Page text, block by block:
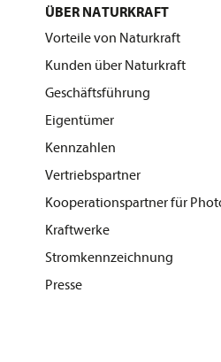
ÜBER NATURKRAFT
Vorteile von Naturkraft
Kunden über Naturkraft
Geschäftsführung
Eigentümer
Kennzahlen
Vertriebspartner
Kooperationspartner für
Kraftwerke
Stromkennzeichnung
Presse